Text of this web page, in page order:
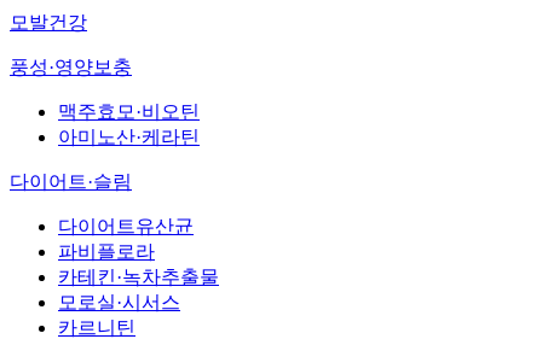
모발건강
풍성·영양보충
맥주효모·비오틴
아미노산·케라틴
다이어트·슬림
다이어트유산균
파비플로라
카테킨·녹차추출물
모로실·시서스
카르니틴